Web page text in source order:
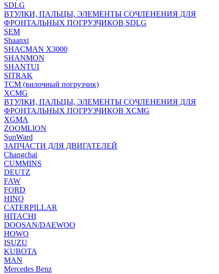
SDLG
ВТУЛКИ, ПАЛЬЦЫ, ЭЛЕМЕНТЫ СОЧЛЕНЕНИЯ ДЛЯ
ФРОНТАЛЬНЫХ ПОГРУЗЧИКОВ SDLG
SEM
Shaanxi
SHACMAN X3000
SHANMON
SHANTUI
SITRAK
TCM (вилочный погрузчик)
XCMG
ВТУЛКИ, ПАЛЬЦЫ, ЭЛЕМЕНТЫ СОЧЛЕНЕНИЯ ДЛЯ
ФРОНТАЛЬНЫХ ПОГРУЗЧИКОВ XCMG
XGMA
ZOOMLION
SunWard
ЗАПЧАСТИ ДЛЯ ДВИГАТЕЛЕЙ
Changchai
CUMMINS
DEUTZ
FAW
FORD
HINO
CATERPILLAR
HITACHI
DOOSAN/DAEWOO
HOWO
ISUZU
KUBOTA
MAN
Mercedes Benz